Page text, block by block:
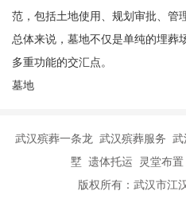
范，包括土地使用、规划审批、管
总体来说，墓地不仅是单纯的埋葬
多重功能的交汇点。
墓地
武汉殡葬一条龙 武汉殡葬服务
墅 遗体托运 灵堂布
版权所有：武汉市江